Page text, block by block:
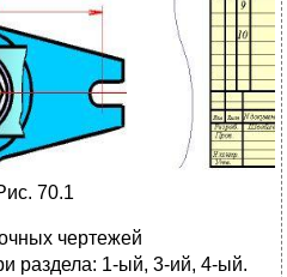
70.1
чеpтежей
pаздела: 1-ый, 3-ий, 4-ый.